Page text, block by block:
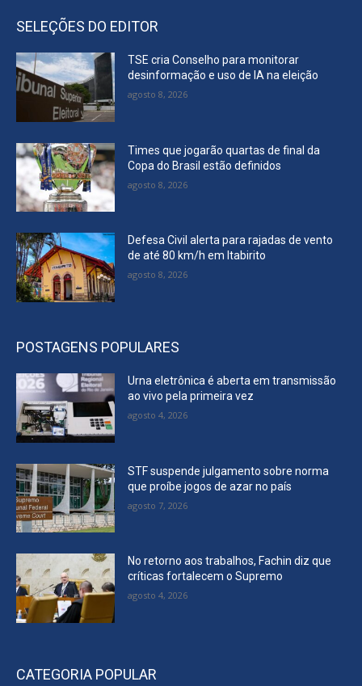
SELEÇÕES DO EDITOR
TSE cria Conselho para monitorar
desinformação e uso de IA na eleição
agosto 8, 2026
Times que jogarão quartas de final da
Copa do Brasil estão definidos
agosto 8, 2026
Defesa Civil alerta para rajadas de vento
de até 80 km/h em Itabirito
agosto 8, 2026
POSTAGENS POPULARES
Urna eletrônica é aberta em transmissão
ao vivo pela primeira vez
agosto 4, 2026
STF suspende julgamento sobre norma
que proíbe jogos de azar no país
agosto 7, 2026
No retorno aos trabalhos, Fachin diz que
críticas fortalecem o Supremo
agosto 4, 2026
CATEGORIA POPULAR